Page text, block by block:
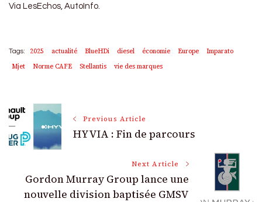
Via LesEchos, AutoInfo.
Tags: 2025 actualité BlueHDi diesel économie Europe
Imparato
Mjet
Norme CAFE Stellantis vie des marques
Post
Navigation
Previous Article
HYVIA : Fin de parcours
Next Article
Gordon Murray Group lance une
nouvelle division baptisée GMSV